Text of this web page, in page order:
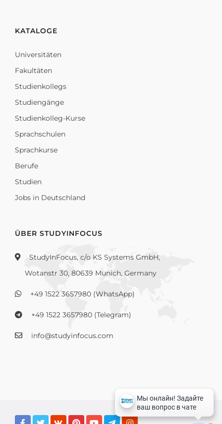
KATALOGE
Universitäten
Fakultäten
Studienkollegs
Studiengänge
Studienkolleg-Kurse
Sprachschulen
Sprachkurse
Berufe
Studien
Jobs in Deutschland
ÜBER STUDYINFOCUS
StudyInFocus, c/o KS Systems GmbH,
Wotanstr 30, 80639 Munich, Germany
+49 1522 3657980 (WhatsApp)
+49 1522 3657980 (Telegram)
info@studyinfocus.com